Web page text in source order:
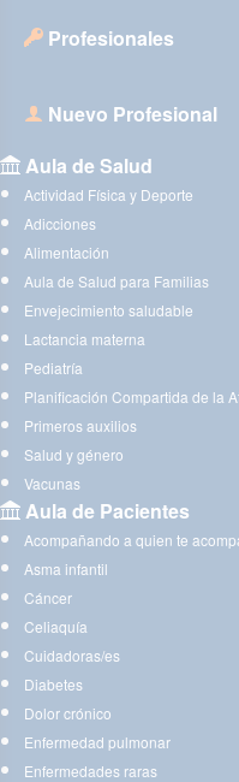
Profesionales
Nuevo Profesional
Aula de Salud
Actividad Física y Deporte
Adicciones
Alimentación
Aula de Salud para Familias
Envejecimiento saludable
Lactancia materna
Pediatría
Planificación Compartida de la
Primeros auxilios
Salud y género
Vacunas
Aula de Pacientes
Acompañando a quien te
Asma infantil
Cáncer
Celiaquía
Cuidadoras/es
Diabetes
Dolor crónico
Enfermedad pulmonar
Enfermedades raras